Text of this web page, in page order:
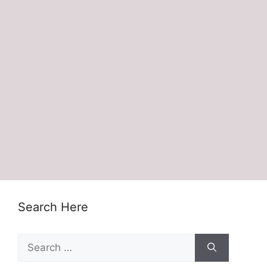
Search Here
for: